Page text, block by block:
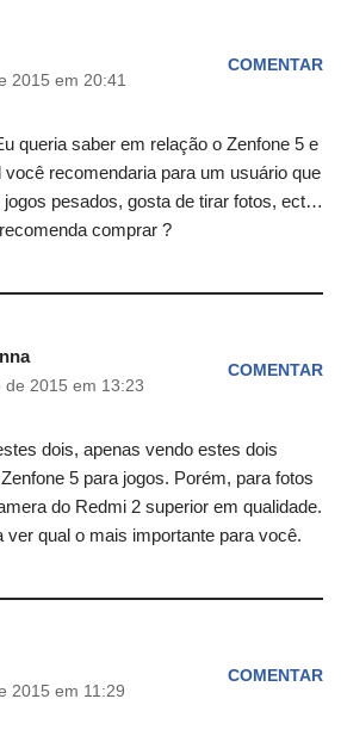
2015 em 20:41
COMENTAR
queria saber em relação o Zenfone 5 e
você recomendaria para um usuário que
jogos pesados, gosta de tirar fotos, ect…
comprar ?
de 2015 em 13:23
COMENTAR
dois, apenas vendo estes dois
5 para jogos. Porém, para fotos
do Redmi 2 superior em qualidade.
ver qual o mais importante para você.
2015 em 11:29
COMENTAR